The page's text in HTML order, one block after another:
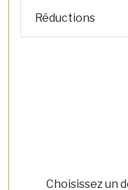
Réductions
Choisissez un